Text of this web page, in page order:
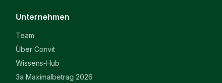
Unternehmen
Team
Über Convit
Wissens-Hub
3a Maximalbetrag 2026